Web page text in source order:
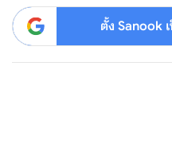
ตั้ง Sanook